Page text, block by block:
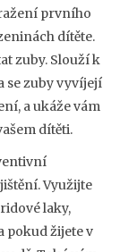
prvního
dítěte.
zuby. Slouží k
se zuby vyvíjejí
a ukáže vám
dítěti.
Využijte
laky,
pokud žijete v